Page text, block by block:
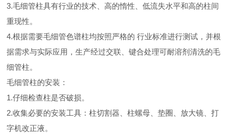
3.毛细管柱具有行业的技术、高的惰性、低流失水平和高的柱间
重现性。
4.根据需要毛细管色谱柱均按照严格的 行业标准进行测试，并根
据需求与实际应用，生产经过交联、键合处理可耐溶剂清洗的毛
细管柱。
毛细管柱的安装：
1.仔细检查柱是否破损。
2.收集必要的安装工具：柱切割器、柱螺母、垫圈、放大镜、打
字机改正液。